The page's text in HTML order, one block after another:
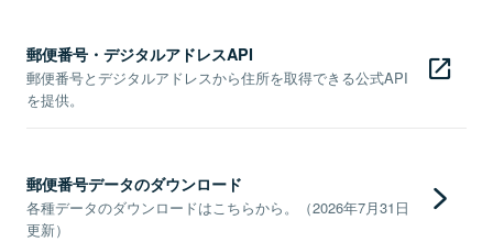
郵便番号・デジタルアドレスAPI
郵便番号とデジタルアドレスから住所を取得できる公式API
を提供。
郵便番号データのダウンロード
各種データのダウンロードはこちらから。（2026年7月31日
更新）